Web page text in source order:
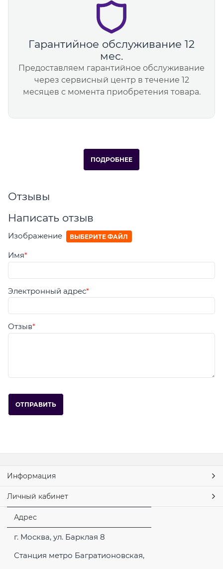
Гарантийное обслуживание 12
мес.
Предоставляем гарантийное обслуживание
через сервисный центр в течение 12
месяцев с момента приобретения товара.
ПОДРОБНЕЕ
Отзывы
Написать отзыв
Изображение ВЫБЕРИТЕ ФАЙЛ
Имя
Электронный адрес
Отзыв
Информация
Личный кабинет
Адрес
г. Москва, ул. Барклая 8
Станция метро Багратионовская,